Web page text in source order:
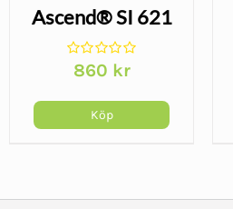
Ascend® SI 621
860 kr
Köp